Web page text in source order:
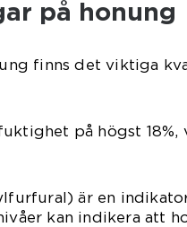
på honung
finns det viktiga
på högst
är en
kan indikera att